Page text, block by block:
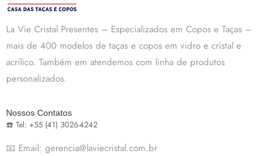
La Vie Cristal Presentes – Especializados em Copos e Taças –
mais de 400 modelos de taças e copos em vidro e cristal e
acrílico. Também em atendemos com linha de produtos
personalizados.
Nossos Contatos
☎️ Tel: +55 (41) 3026-4242
📧 Email: gerencia@laviecristal.com.br